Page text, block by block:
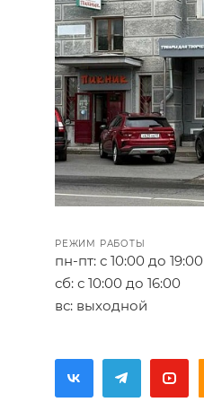
РЕЖИМ РАБОТЫ
пн-пт: с 10:00 до 19:00
сб: с 10:00 до 16:00
вс: выходной